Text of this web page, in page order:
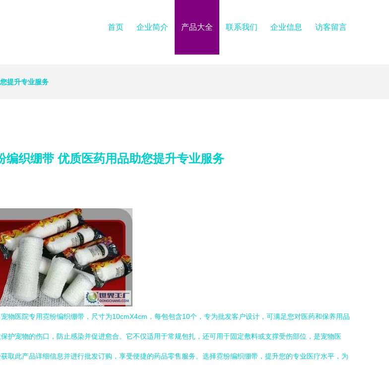
首页 企业简介 产品大全 联系我们 企业信息 访客留言
提升专业服务
编织绷带 优质医药用品助您提升专业服务
物医院专用霓纷编织绷带，尺寸为10cmX4cm，每包包含10个，专为批发客户设计，可满足您对医药和保养用品
护宠物的伤口，防止感染并促进愈合。它不仅适用于常规包扎，还可用于固定敷料或支撑受伤部位，是宠物医
取此产品详细信息并进行批发订购，享受便捷的药品零售服务。选择霓纷编织绷带，提升您的专业医疗水平，为